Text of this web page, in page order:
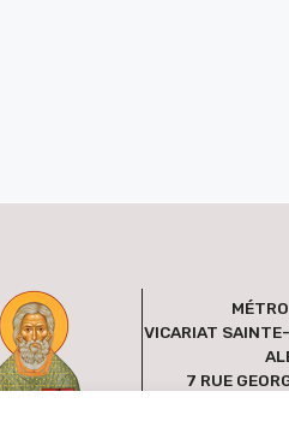
VICARIAT
7 RUE